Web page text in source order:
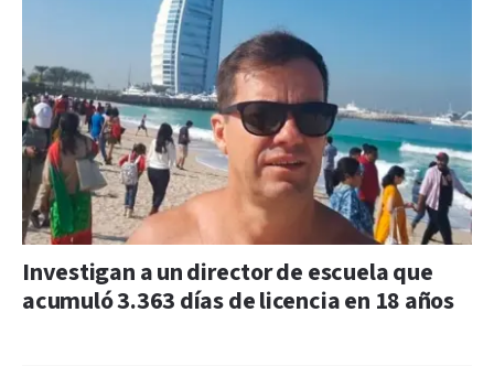
Investigan a un director de escuela que
acumuló 3.363 días de licencia en 18 años